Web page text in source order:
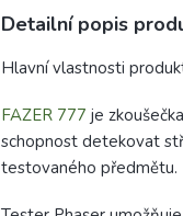
Detailní popis
Hlavní vlastnosti
FAZER 777 je
schopnost detekovat
testovaného předmětu.